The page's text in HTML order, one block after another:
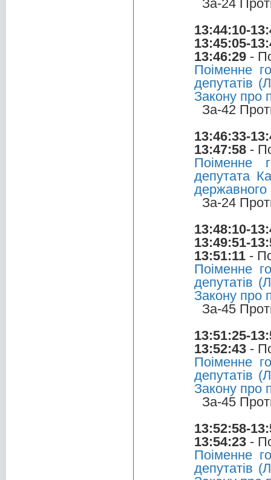
За-24
13:44:10-
13:45:05-
13:46:29 -
Поіменне
депутатів
Закону про
За-42
13:46:33-
13:47:58 -
Поіменне
депутата
За-24
13:48:10-
13:49:51-
13:51:11 -
Поіменне
депутатів
Закону про
За-45
13:51:25-
13:52:43 -
Поіменне
депутатів
Закону про
За-45
13:52:58-
13:54:23 -
Поіменне
депутатів